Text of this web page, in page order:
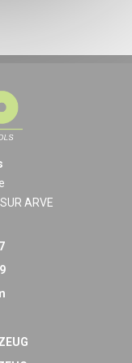
ARVE